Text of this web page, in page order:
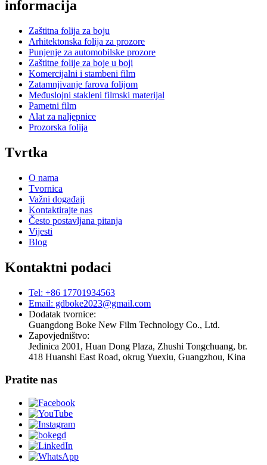
informacija
Zaštitna folija za boju
Arhitektonska folija za prozore
Punjenje za automobilske prozore
Zaštitne folije za boje u boji
Komercijalni i stambeni film
Zatamnjivanje farova folijom
Međuslojni stakleni filmski materijal
Pametni film
Alat za naljepnice
Prozorska folija
Tvrtka
O nama
Tvornica
Važni događaji
Kontaktirajte nas
Često postavljana pitanja
Vijesti
Blog
Kontaktni podaci
Tel: +86 17701934563
Email: gdboke2023@gmail.com
Dodatak tvornice:
Guangdong Boke New Film Technology Co., Ltd.
Zapovjedništvo:
Jedinica 2001, Huan Dong Plaza, Zhushi Tongchuang, br.
418 Huanshi East Road, okrug Yuexiu, Guangzhou, Kina
Pratite nas